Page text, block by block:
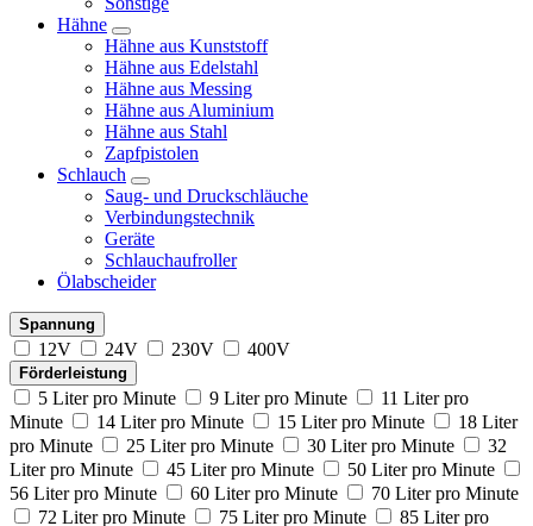
Hähne
Hähne aus Kunststoff
Hähne aus Edelstahl
Hähne aus Messing
Hähne aus Aluminium
Hähne aus Stahl
Zapfpistolen
Schlauch
Saug- und Druckschläuche
Verbindungstechnik
Geräte
Schlauchaufroller
Ölabscheider
Spannung
12V 24V 230V 400V
Förderleistung
5 Liter pro Minute 9 Liter pro Minute
11 Liter pro
Minute
14 Liter pro Minute 15 Liter pro Minute
18 Liter
pro Minute
25 Liter pro Minute 30 Liter pro Minute
32
Liter pro Minute
45 Liter pro Minute
50 Liter pro Minute
56 Liter pro Minute
60 Liter pro Minute
70 Liter pro Minute
72 Liter pro Minute
75 Liter pro Minute 85 Liter pro